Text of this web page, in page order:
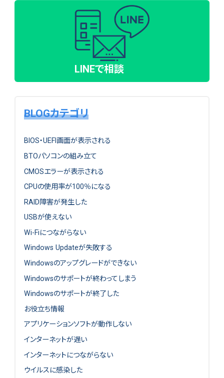
LINEで相談
BLOGカテゴリ
BIOS・UEFI画面が表示される
BTOパソコンの組み立て
CMOSエラーが表示される
CPUの使用率が100％になる
RAID障害が発生した
USBが使えない
Wi-Fiにつながらない
Windows Updateが失敗する
Windowsのアップグレードができない
Windowsのサポートが終わってしまう
Windowsのサポートが終了した
お役立ち情報
アプリケーションソフトが動作しない
インターネットが遅い
インターネットにつながらない
ウイルスに感染した